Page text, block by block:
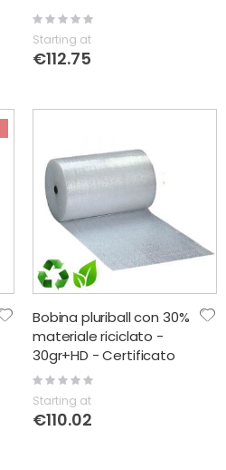
Rating:
0%
Starting at
€112.75
Bobina pluriball con 30%
materiale riciclato -
30gr+HD - Certificato
Rating:
0%
Starting at
€110.02